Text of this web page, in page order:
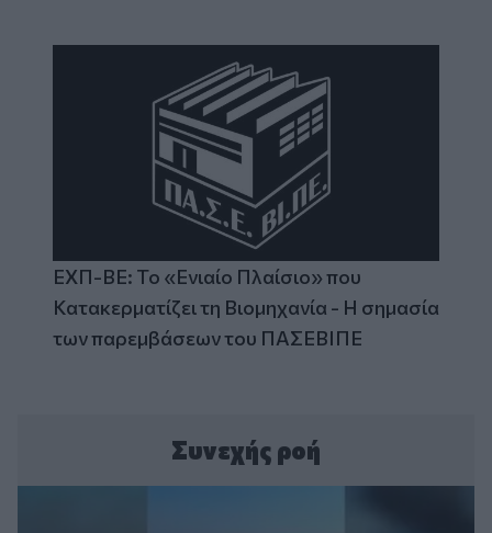
ΕΧΠ-ΒΕ: Το «Ενιαίο Πλαίσιο» που
Κατακερματίζει τη Βιομηχανία - Η σημασία
των παρεμβάσεων του ΠΑΣΕΒΙΠΕ
Συνεχής ροή